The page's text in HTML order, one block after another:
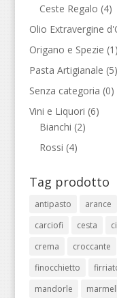
Ceste Regalo (4)
Olio Extravergine
Origano e Spezie (1)
Pasta Artigianale (5)
Senza categoria (0)
Vini e Liquori (6)
Bianchi (2)
Rossi (4)
Tag prodotto
antipasto arance
carciofi
cesta
crema
croccante
finocchietto
mandorle